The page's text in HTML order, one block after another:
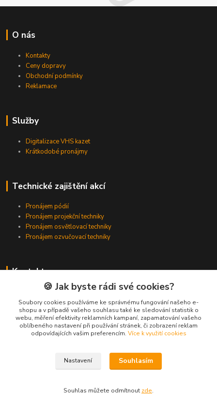
O nás
Kontakty
Ceny dopravy
Obchodní podmínky
Reklamace
Služby
Digitalizace VHS kazet
Krátkodobé pronájmy
Technické zajištění akcí
Pronájem pódií
Pronájem projekční techniky
Pronájem osvětlovací techniky
Pronájem ozvučovací techniky
Kontakty
Zákaznická podpora
+420 224 318 342
(Po-Pá, 9-16 hod.)
info@videotech.cz
🍪 Jak byste rádi své cookies?
Soubory cookies používáme ke správnému fungování našeho e-
shopu a v případě vašeho souhlasu také ke sledování statistik o
webu, měření efektivity reklamních kampaní, zapamatování vašeho
oblíbeného nastavení při používání stránek, či zobrazení reklam
odpovídajících vašim preferencím. Více k využití cookies
Nastavení Souhlasím
Souhlas můžete odmítnout zde.